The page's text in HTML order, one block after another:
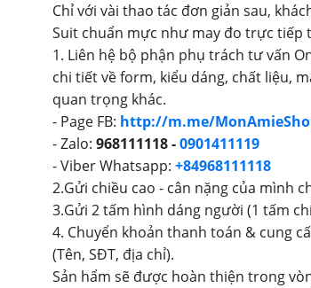
Chỉ với vài thao tác đơn giản sau,
Suit chuẩn mực như may đo trực tiếp
1. Liên hệ bộ phận phụ trách tư vấn
chi tiết về form, kiểu dáng, chất liệu,
quan trọng khác.
- Page FB: http://m.me/
- Zalo: 968111118 -0901411119
- Viber Whatsapp: +84968111118
2.Gửi chiều cao - cân nặng của mình
3.Gửi 2 tấm hình dáng người (1 tấm
4. Chuyển khoản thanh toán & cung
(Tên, SĐT, địa chỉ).
Sản hẩm sẽ được hoàn thiện trong